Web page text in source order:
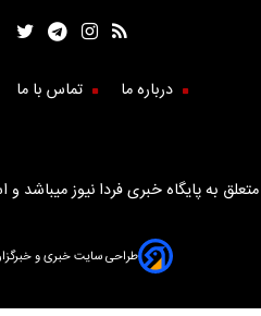
درباره ما تماس با ما
به پایگاه خبری فردا نیوز میباشد و
طراحی سایت خبری و